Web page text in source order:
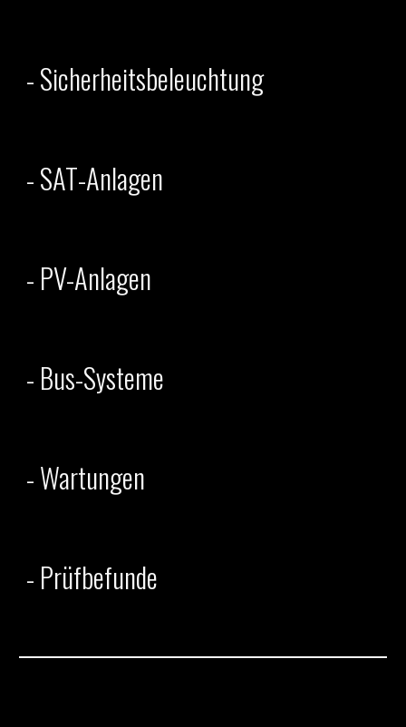
- Sicherheitsbeleuchtung
- SAT-Anlagen
-PV-Anlagen
-Bus-Systeme
- Wartungen
- Prüfbefunde